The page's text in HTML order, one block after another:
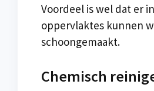
Voordeel is wel dat er
oppervlaktes kunnen
schoongemaakt.
Chemisch